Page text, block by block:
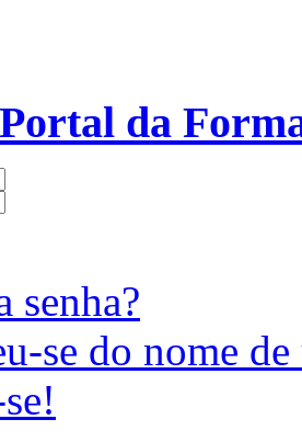
Portal da
senha?
se do nome